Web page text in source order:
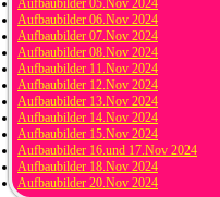
Aufbaubilder 05.Nov 2024
Aufbaubilder 06.Nov 2024
Aufbaubilder 07.Nov 2024
Aufbaubilder 08.Nov 2024
Aufbaubilder 11.Nov 2024
Aufbaubilder 12.Nov 2024
Aufbaubilder 13.Nov 2024
Aufbaubilder 14.Nov 2024
Aufbaubilder 15.Nov 2024
Aufbaubilder 16.und 17.Nov 2024
Aufbaubilder 18.Nov 2024
Aufbaubilder 20.Nov 2024